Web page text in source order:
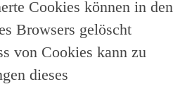
Cookies können in den
Browsers gelöscht
von Cookies kann zu
dieses